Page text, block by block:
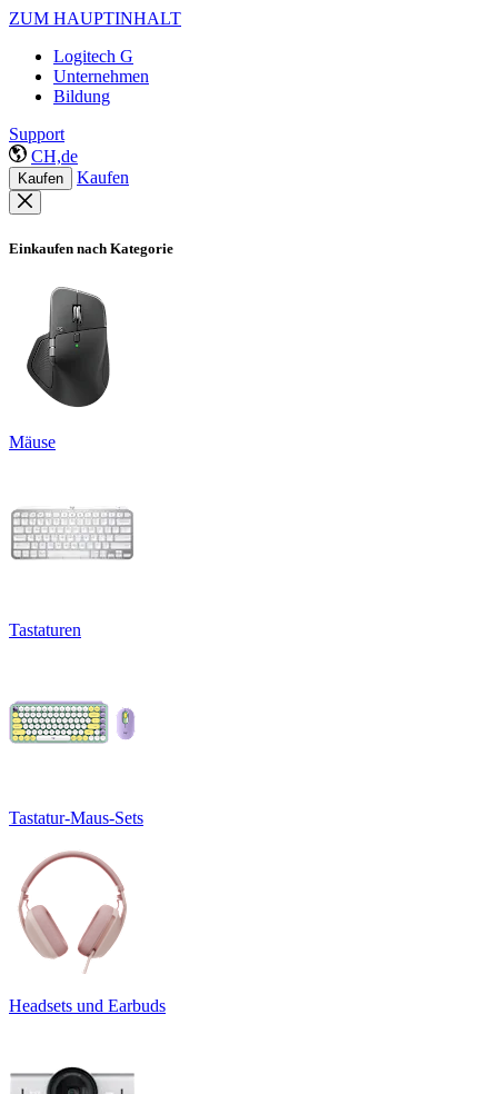
ZUM HAUPTINHALT
Logitech G
Unternehmen
Bildung
Support
CH,de
Kaufen Kaufen
Einkaufen nach Kategorie
Mäuse
Tastaturen
Tastatur-Maus-Sets
Headsets und Earbuds